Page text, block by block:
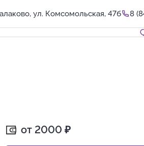
ул. Комсомольская, 47б 8
от 2000₽